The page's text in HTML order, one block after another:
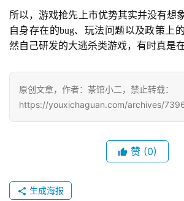
所以，游戏抢先上市优势其实并没有想
自身存在的bug、玩法问题以及政策上
然自己研发的大逃杀类游戏，有时真是
原创文章，作者：茶馆小二，禁止转载：
https://youxichaguan.com/archives/
赞 (0)
生成海报